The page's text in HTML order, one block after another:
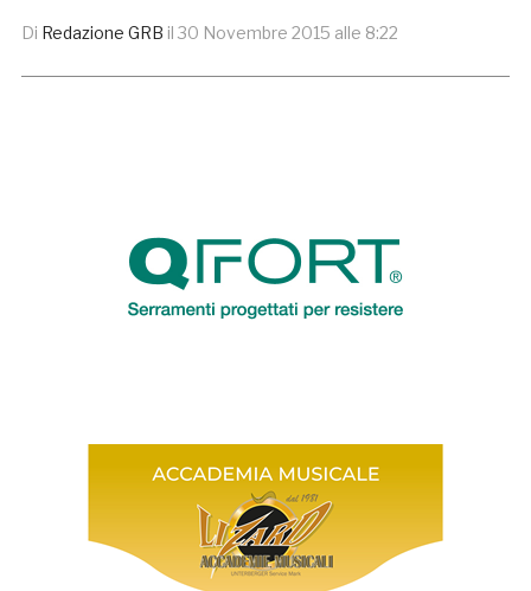
Di Redazione GRB il 30 Novembre 2015 alle 8:22